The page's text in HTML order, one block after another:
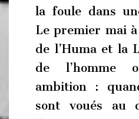
la foule dans
Le premier mai
de l’Huma et la
de l’homme
ambition :
sont voués au